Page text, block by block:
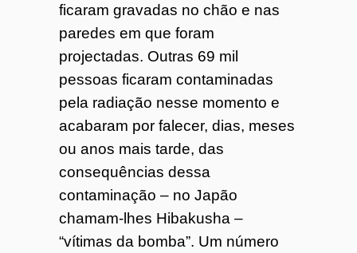
ficaram gravadas no chão e nas
paredes em que foram
projectadas. Outras 69 mil
pessoas ficaram contaminadas
pela radiação nesse momento e
acabaram por falecer, dias, meses
ou anos mais tarde, das
consequências dessa
contaminação – no Japão
chamam-lhes Hibakusha –
“vítimas da bomba”. Um número